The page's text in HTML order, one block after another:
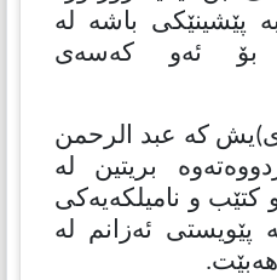
پێشینێكی باشە لە
بۆ ئەو كەسەی
كە عبد الرحمن
بریتین لە
كتێب و نامیلكەیەكی
پێویستی ئەزانم لە
هەبێت.